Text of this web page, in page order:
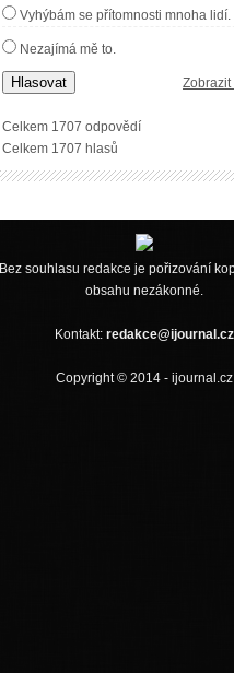
Vyhýbám se přítomnosti mnoha lidí.
Nezajímá mě to.
Hlasovat Zobrazit
Celkem 1707 odpovědí
Celkem 1707 hlasů
Bez souhlasu redakce je pořizování
obsahu nezákonné.
Kontakt: redakce@ijournal.cz
Copyright © 2014 - ijournal.cz